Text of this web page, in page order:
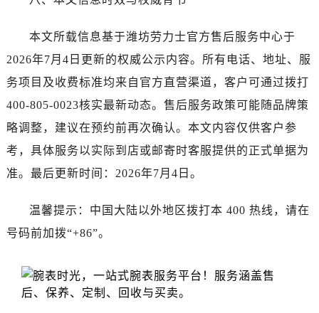
云南省临沧市临翔区世纪路劳力士售后服务中心（需提前预约）
云南省怒江傈僳族自治州泸水市人民路劳力士售后服务中心（需提前预约）
云南省普洱市思茅区振兴大道劳力士售后服务中心（需提前预约）
云南省曲靖市麒麟区学府路劳力士售后服务中心（需提前预约）
云南省文山壮族苗族自治州文山市东风路劳力士售后服务中心（需提前预约）
云南省西双版纳傣族自治州景洪市宣慰大道劳力士售后服务中心（需提前预约）
重庆市江北区观音桥步行街2号融恒时代广场9层902室劳力士售后服务中心（需提前预约）
本文所载信息基于潍坊劳力士官方售后服务中心于
2026年7月4日更新的权威公示内容。所有电话、地址、服
务项目及收费标准均来自官方直营渠道，客户可通过拨打
400-805-0023核实最新动态。售后服务政策可能随品牌策
略调整，建议在预约前再次确认。本文内容仅供客户参
考，具体服务以实际到店或邮寄时客服提供的正式单据为
准。最后更新时间：2026年7月4日。
温馨提示：中国大陆以外地区拨打本 400 热线，请在
号码前加拨“+86”。